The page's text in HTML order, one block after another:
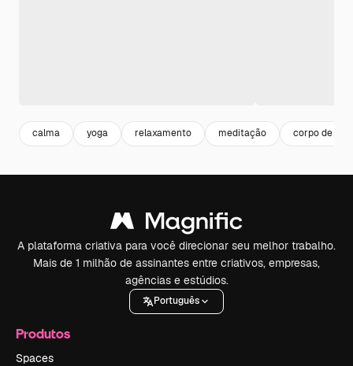
calma yoga relaxamento meditação corpo de
A plataforma criativa para você direcionar seu melhor trabalho.
Mais de 1 milhão de assinantes entre criativos, empresas,
agências e estúdios.
Português
Produtos
Spaces